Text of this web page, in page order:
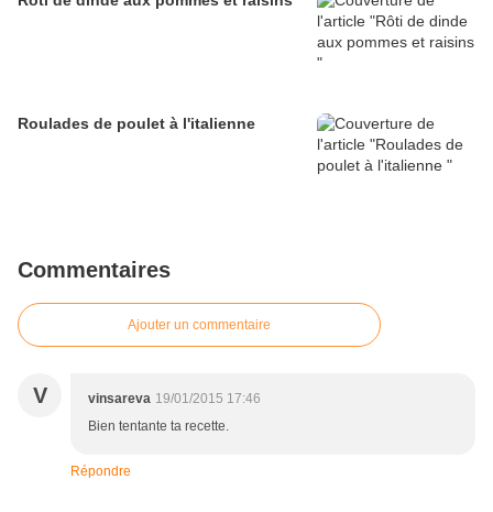
Roulades de poulet à l'italienne
Commentaires
Ajouter un commentaire
V vinsareva 19/01/2015 17:46
Bien tentante ta recette.
Répondre